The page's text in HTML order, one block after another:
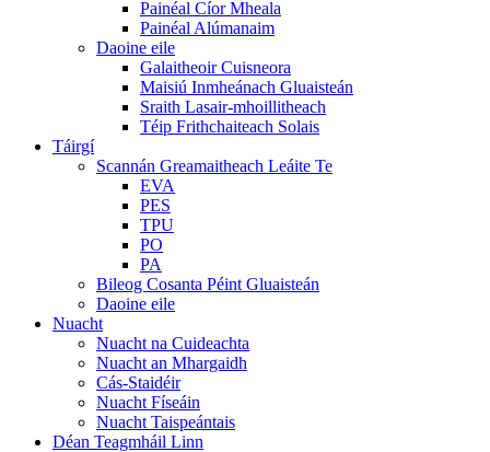
Painéal Cíor Mheala
Painéal Alúmanaim
Daoine eile
Galaitheoir Cuisneora
Maisiú Inmheánach Gluaisteán
Sraith Lasair-mhoillitheach
Téip Frithchaiteach Solais
Táirgí
Scannán Greamaitheach Leáite Te
EVA
PES
TPU
PO
PA
Bileog Cosanta Péint Gluaisteán
Daoine eile
Nuacht
Nuacht na Cuideachta
Nuacht an Mhargaidh
Cás-Staidéir
Nuacht Físeáin
Nuacht Taispeántais
Déan Teagmháil Linn